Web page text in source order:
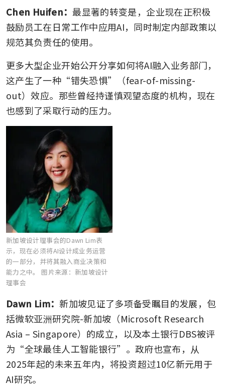
Chen Huifen：最显著的转变是，企业现在正积极
鼓励员工在日常工作中应用AI，同时制定内部政策以
规范其负责任的使用。
更多大型企业开始公开分享如何将AI融入业务部门，
这产生了一种“错失恐惧”（fear-of-missing-
out）效应。那些曾经持谨慎观望态度的机构，现在
也感到了采取行动的压力。
新加坡设计理事会的Dawn Lim表
示，现在必须将AI设计成业务运营
的一部分，并将其融入商业决策和
能力之中。 图片来源：新加坡设计
理事会
Dawn Lim：新加坡见证了多项备受瞩目的发展，包
括微软亚洲研究院-新加坡（Microsoft Research
Asia – Singapore）的成立，以及本土银行DBS被评
为“全球最佳人工智能银行”。政府也宣布，从
2025年起的未来五年内，将投资超过10亿新元用于
AI研究。